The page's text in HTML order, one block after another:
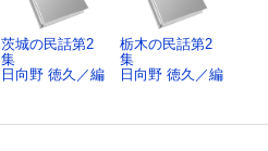
茨城の民話第2
集
日向野 徳久／編
栃木の民話第2
集
日向野 徳久／編